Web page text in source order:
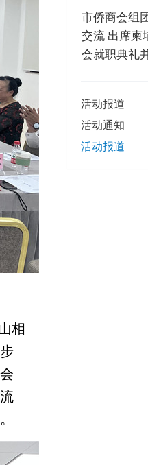
相
市侨商会组
交流 出席柬
会就职典礼
活动报道
活动通知
活动报道